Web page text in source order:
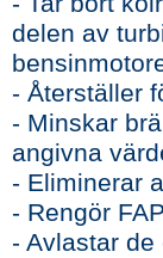
delen av
- Återställer
- Minskar
angivna
- Eliminerar
- Rengör
- Avlastar